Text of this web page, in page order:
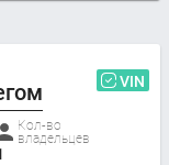
VIN
Кол-во
владельцев